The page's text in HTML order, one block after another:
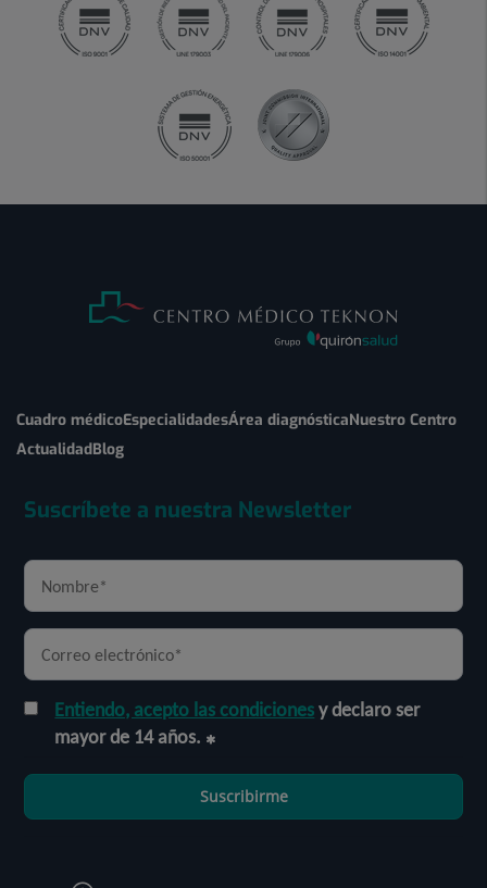
Cuadro médicoEspecialidadesÁrea diagnósticaNuestro Centro
ActualidadBlog
Suscríbete a nuestra Newsletter
Entiendo, acepto las condicionesy declaro ser
mayor de 14 años.
Suscribirme